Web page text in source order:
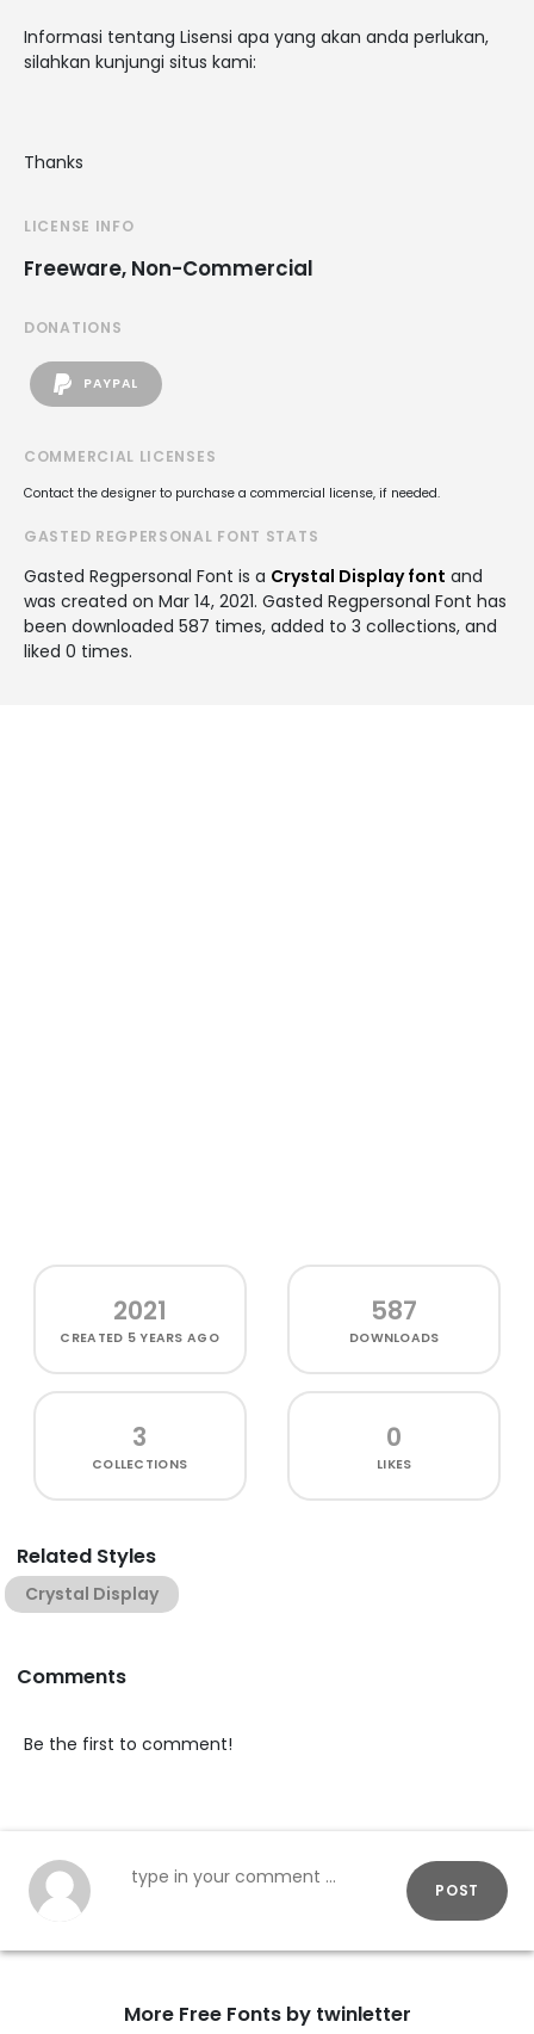
Informasi tentang Lisensi apa yang akan anda perlukan,
silahkan kunjungi situs kami:
Thanks
LICENSE INFO
Freeware, Non-Commercial
DONATIONS
PAYPAL
COMMERCIAL LICENSES
Contact the designer to purchase a commercial license, if needed.
GASTED REGPERSONAL FONT STATS
Gasted Regpersonal Font is a Crystal Display font and
was created on Mar 14, 2021. Gasted Regpersonal Font has
been downloaded 587 times, added to 3 collections, and
liked 0 times.
2021
CREATED 5 YEARS AGO
587
DOWNLOADS
3
COLLECTIONS
0
LIKES
Related Styles
Crystal Display
Comments
Be the first to comment!
POST
More Free Fonts by twinletter